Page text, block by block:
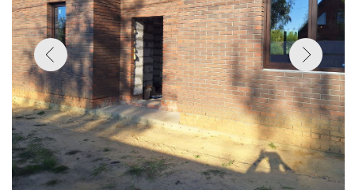
Читать отзывы на
яндекс-картах
ОТЗЫВЫ О НАШЕЙ РАБОТЕ